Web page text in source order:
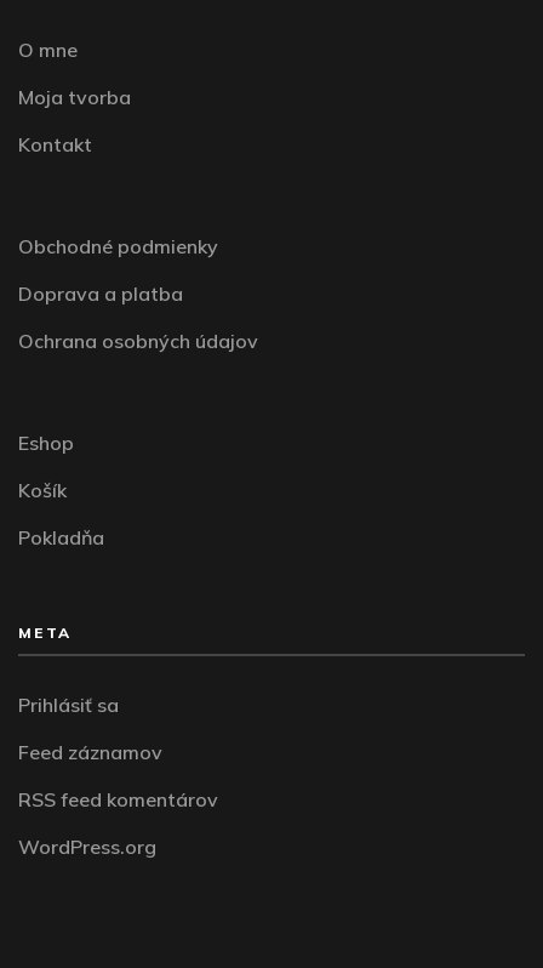
O mne
Moja tvorba
Kontakt
Obchodné podmienky
Doprava a platba
Ochrana osobných údajov
Eshop
Košík
Pokladňa
META
Prihlásiť sa
Feed záznamov
RSS feed komentárov
WordPress.org